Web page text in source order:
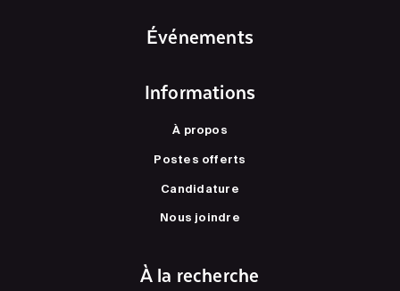
Événements
Informations
À propos
Postes offerts
Candidature
Nous joindre
À la recherche